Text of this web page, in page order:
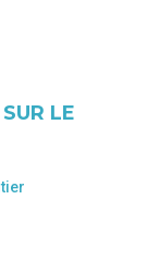
LE